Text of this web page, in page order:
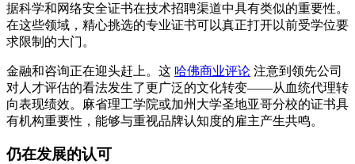
据科学和网络安全证书在技术招聘渠道中具有类似的重要性。
在这些领域，精心挑选的专业证书可以真正打开以前受学位要
求限制的大门。
金融和咨询正在迎头赶上。这 哈佛商业评论 注意到领先公司
对人才评估的看法发生了更广泛的文化转变——从血统代理转
向表现绩效。麻省理工学院或加州大学圣地亚哥分校的证书具
有机构重要性，能够与重视品牌认知度的雇主产生共鸣。
仍在发展的认可